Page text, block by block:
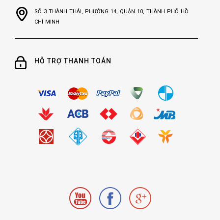
toán cây xăng dầu
SỐ 3 THÀNH THÁI, PHƯỜNG 14, QUẬN 10, THÀNH PHỐ HỒ
CHÍ MINH
HỖ TRỢ THANH TOÁN